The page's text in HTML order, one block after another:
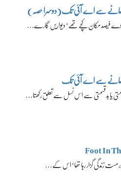
سے اے آئی تک(دوسرا حصہ)
فیصد مکان کچے تھے‘ دیواریں گارے…
سے اے آئی تک
یا بدقسمتی سے اس نسل سے تعلق رکھتا…
Foot In
مست زندگی گزار رہا تھا‘ اس کے…